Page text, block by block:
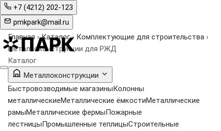
+7 (4212) 202-123
pmkpark@mail.ru
Главная › Каталог › Комплектующие для строительства ›
Металлоконструкции для РЖД
Каталог
Металлоконструкции
Быстровозводимые магазиныКолонны
металлическиеМеталлические ёмкостиМеталлические
рамыМеталлические фермыПожарные
лестницыПромышленные теплицыСтроительные